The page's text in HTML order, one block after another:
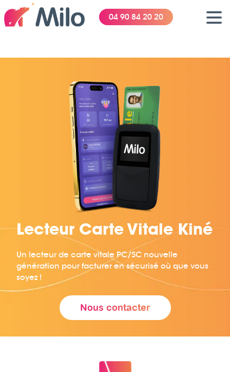
04 90 84 20 20
Lecteur Carte Vitale Kiné
Un lecteur de carte vitale PC/SC nouvelle
génération pour facturer en sécurisé où que vous
soyez !
Nous contacter